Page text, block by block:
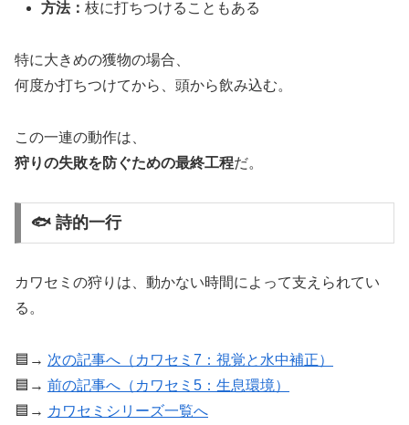
方法：枝に打ちつけることもある
特に大きめの獲物の場合、
何度か打ちつけてから、頭から飲み込む。
この一連の動作は、
狩りの失敗を防ぐための最終工程だ。
🐟 詩的一行
カワセミの狩りは、動かない時間によって支えられてい
る。
🟦→ 次の記事へ（カワセミ7：視覚と水中補正）
🟦→ 前の記事へ（カワセミ5：生息環境）
🟦→ カワセミシリーズ一覧へ